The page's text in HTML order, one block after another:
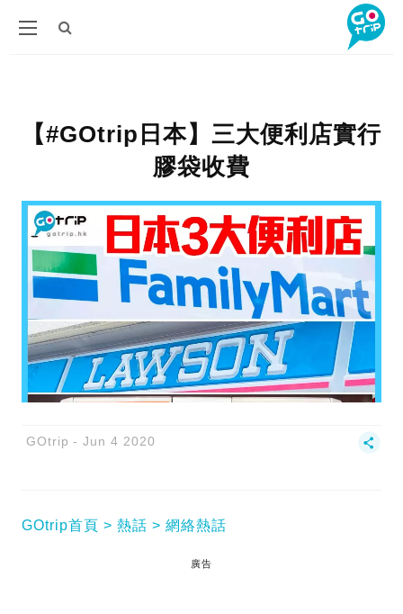
【#GOtrip日本】三大便利店實行
膠袋收費
GOtrip Jun 4 2020
GOtrip首頁 熱話 網絡熱話
廣告